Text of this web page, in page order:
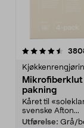
pakning
Kåret til
svenske Afton...
Utførelse: Grå/
4.5av 5